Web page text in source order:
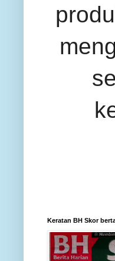
Keratan BH Skor